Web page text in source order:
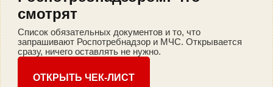
смотрят
Список обязательных документов и то, что
запрашивают Роспотребнадзор и МЧС. Открывается
сразу, ничего оставлять не нужно.
ОТКРЫТЬ ЧЕК-ЛИСТ